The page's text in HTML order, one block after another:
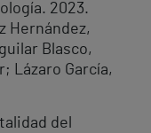
2023.
Hernández,
Blasco,
Lázaro García,
del